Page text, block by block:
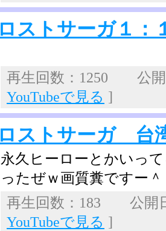
ロストサーガ１：
再生回数：1250 公
YouTubeで見る ]
ロストサーガ 台
永久ヒーローとかいっ
ったぜｗ画質糞ですー
再生回数：183 公
YouTubeで見る ]